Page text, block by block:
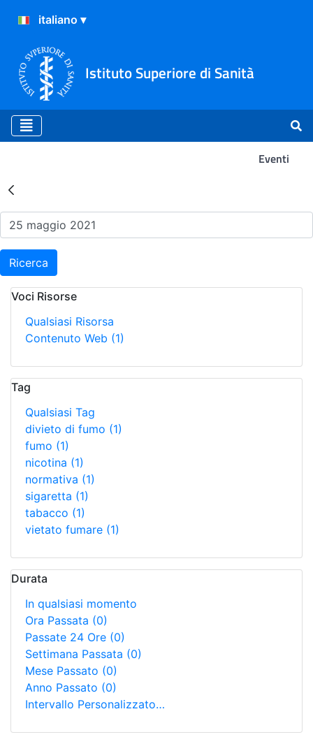
Istituto Superiore di Sanità
Eventi
Risultati della Ricerca -
Ricerca
Voci Risorse
Qualsiasi Risorsa
Contenuto Web (1)
Tag
Qualsiasi Tag
divieto di fumo (1)
fumo (1)
nicotina (1)
normativa (1)
sigaretta (1)
tabacco (1)
vietato fumare (1)
Durata
In qualsiasi momento
Ora Passata (0)
Passate 24 Ore (0)
Settimana Passata (0)
Mese Passato (0)
Anno Passato (0)
Intervallo Personalizzato…